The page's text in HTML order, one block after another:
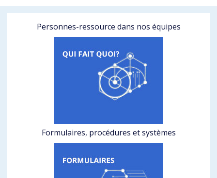
Personnes-ressource dans nos équipes
Formulaires, procédures et systèmes